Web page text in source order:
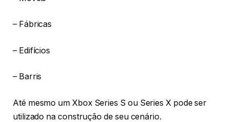
– Fábricas
– Edifícios
– Barris
Até mesmo um Xbox Series S ou Series X pode ser
utilizado na construção de seu cenário.